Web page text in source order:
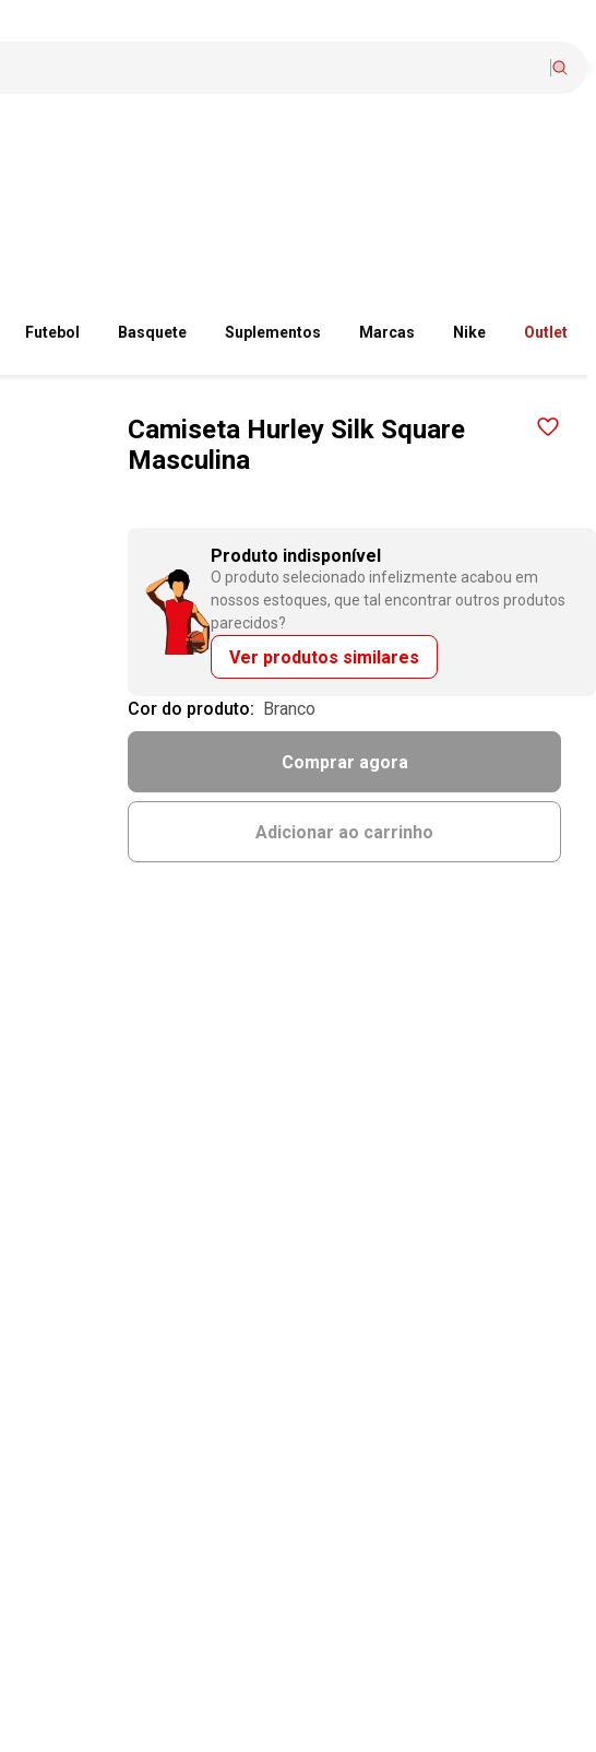
Futebol Basquete Suplementos Marcas Nike Outlet
Camiseta Hurley Silk Square
Masculina
Produto indisponível
O produto selecionado infelizmente acabou em
nossos estoques, que tal encontrar outros produtos
parecidos?
Ver produtos similares
Cor do produto: branco
Comprar agora
Adicionar ao carrinho